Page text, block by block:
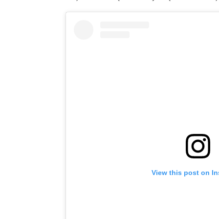
View this post on